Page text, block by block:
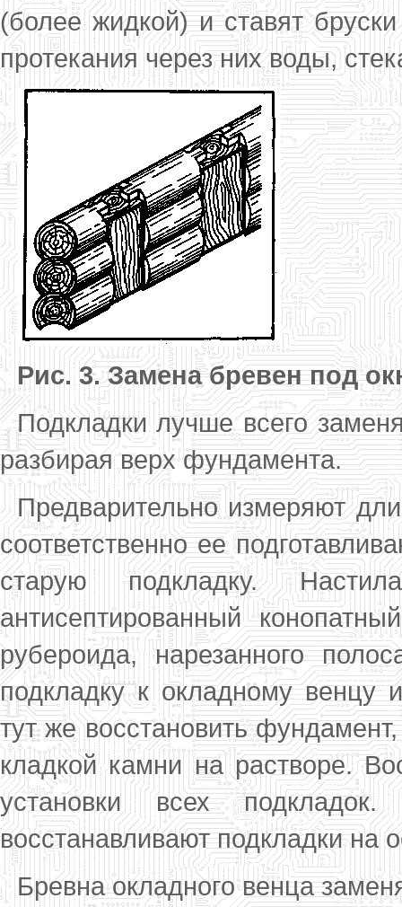
(более жидкой) и ставят
протекания через них воды,
Рис. 3. Замена бревен под
Подкладки лучше всего
разбирая верх фундамента.
Предварительно измеряют
соответст­венно ее
старую подклад­ку.
антисептированный
рубероида, на­резанного
подкладку к окладному
тут же восстановить
кладкой камни на растворе.
установки всех
восстанавливают подкладки на
Бревна окладного венца